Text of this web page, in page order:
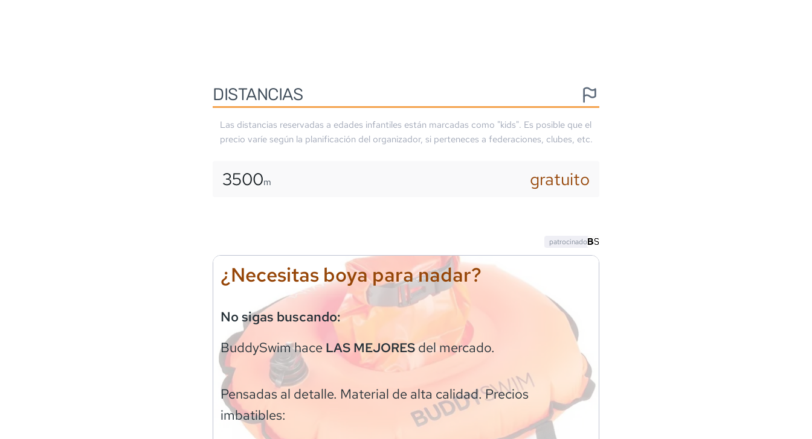
DISTANCIAS
Las distancias reservadas a edades infantiles están marcadas como "kids". Es posible que el
precio varíe según la planificación del organizador, si perteneces a federaciones, clubes, etc.
3500m gratuito
¿Necesitas boya para nadar?
No sigas buscando:
BuddySwimhaceLAS MEJORESdel mercado.
Pensadas al detalle. Material de alta calidad. Precios
imbatibles:
patrocinado